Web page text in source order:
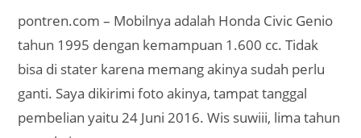
pontren.com – Mobilnya adalah Honda Civic Genio
tahun 1995 dengan kemampuan 1.600 cc. Tidak
bisa di stater karena memang akinya sudah perlu
ganti. Saya dikirimi foto akinya, tampat tanggal
pembelian yaitu 24 Juni 2016. Wis suwiii, lima tahun